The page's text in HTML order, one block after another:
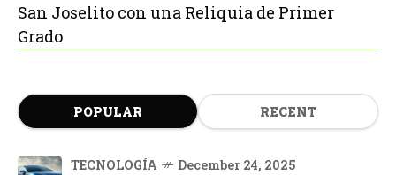
San Joselito con una Reliquia de Primer
Grado
POPULAR RECENT
TECNOLOGÍA December 24, 2025